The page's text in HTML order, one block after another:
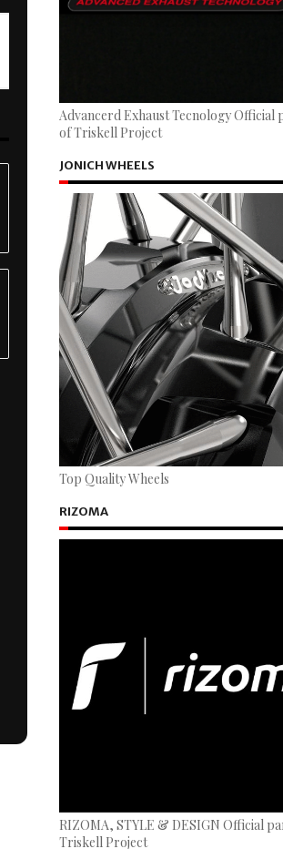
Advancerd Exhaust Tecnology Official
of Triskell Project
JONICH WHEELS
Top Quality Wheels
RIZOMA
RIZOMA, STYLE & DESIGN Official
Triskell Project